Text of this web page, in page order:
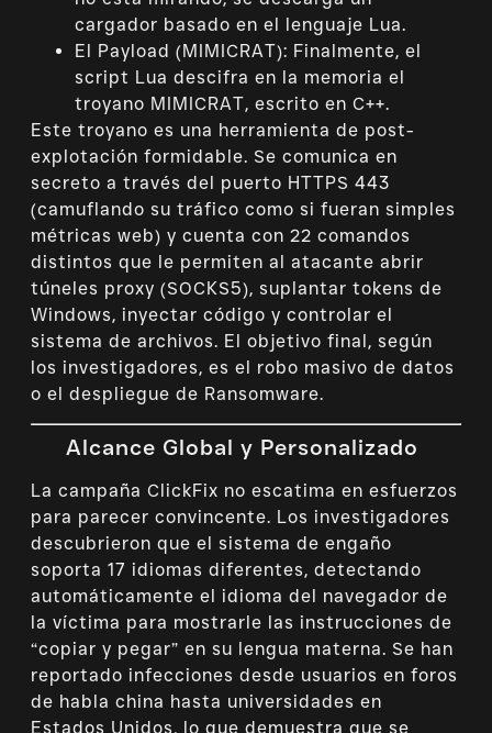
cargador basado en el lenguaje Lua.
El Payload (MIMICRAT): Finalmente, el
script Lua descifra en la memoria el
troyano MIMICRAT, escrito en C++.
Este troyano es una herramienta de post-
explotación formidable. Se comunica en
secreto a través del puerto HTTPS 443
(camuflando su tráfico como si fueran simples
métricas web) y cuenta con 22 comandos
distintos que le permiten al atacante abrir
túneles proxy (SOCKS5), suplantar tokens de
Windows, inyectar código y controlar el
sistema de archivos. El objetivo final, según
los investigadores, es el robo masivo de datos
o el despliegue de Ransomware.
Alcance Global y Personalizado
La campaña ClickFix no escatima en esfuerzos
para parecer convincente. Los investigadores
descubrieron que el sistema de engaño
soporta 17 idiomas diferentes, detectando
automáticamente el idioma del navegador de
la víctima para mostrarle las instrucciones de
“copiar y pegar” en su lengua materna. Se han
reportado infecciones desde usuarios en foros
de habla china hasta universidades en
Estados Unidos, lo que demuestra que se